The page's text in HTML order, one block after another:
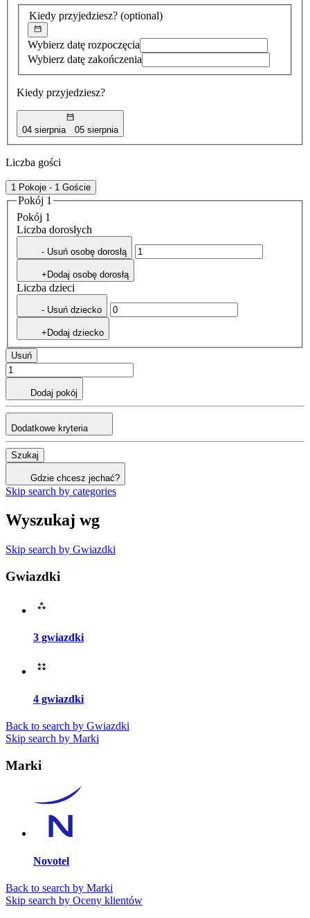
znaleziona
Kiedy przyjedziesz? (optional)
Wybierz datę rozpoczęcia
Wybierz datę zakończenia
Kiedy przyjedziesz?
04 sierpnia 05 sierpnia
Liczba gości
1 Pokoje - 1 Goście
Pokój 1
Pokój 1
Liczba dorosłych
- Usuń osobę dorosłą
+Dodaj osobę dorosłą
Liczba dzieci
- Usuń dziecko
+Dodaj dziecko
Usuń
Dodaj pokój
Dodatkowe kryteria
Szukaj
Gdzie chcesz jechać?
Skip search by categories
Wyszukaj wg
Skip search by Gwiazdki
Gwiazdki
3 gwiazdki
4 gwiazdki
Back to search by Gwiazdki
Skip search by Marki
Marki
Novotel
Back to search by Marki
Skip search by Oceny klientów